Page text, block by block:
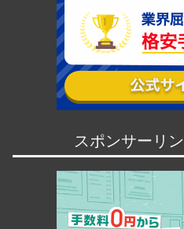
スポンサーリ